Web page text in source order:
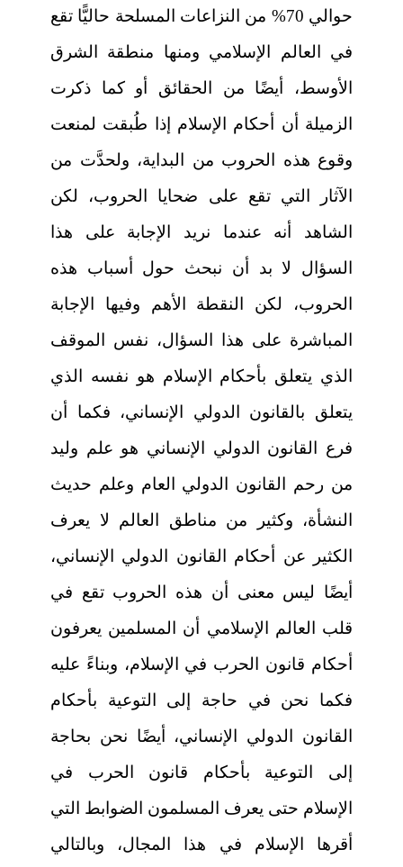
حوالي 70% من النزاعات المسلحة حاليًّا تقع
في العالم الإسلامي ومنها منطقة الشرق
الأوسط، أيضًا من الحقائق أو كما ذكرت
الزميلة أن أحكام الإسلام إذا طُبقت لمنعت
وقوع هذه الحروب من البداية، ولحدَّت من
الآثار التي تقع على ضحايا الحروب، لكن
الشاهد أنه عندما نريد الإجابة على هذا
السؤال لا بد أن نبحث حول أسباب هذه
الحروب، لكن النقطة الأهم وفيها الإجابة
المباشرة على هذا السؤال، نفس الموقف
الذي يتعلق بأحكام الإسلام هو نفسه الذي
يتعلق بالقانون الدولي الإنساني، فكما أن
فرع القانون الدولي الإنساني هو علم وليد
من رحم القانون الدولي العام وعلم حديث
النشأة، وكثير من مناطق العالم لا يعرف
الكثير عن أحكام القانون الدولي الإنساني،
أيضًا ليس معنى أن هذه الحروب تقع في
قلب العالم الإسلامي أن المسلمين يعرفون
أحكام قانون الحرب في الإسلام، وبناءً عليه
فكما نحن في حاجة إلى التوعية بأحكام
القانون الدولي الإنساني، أيضًا نحن بحاجة
إلى التوعية بأحكام قانون الحرب في
الإسلام حتى يعرف المسلمون الضوابط التي
أقرها الإسلام في هذا المجال، وبالتالي